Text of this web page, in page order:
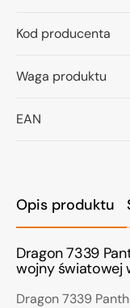
Opis produktu
Dragon 7339
wojny światowej
Dragon 7339
Kod producenta
Waga produktu
EAN